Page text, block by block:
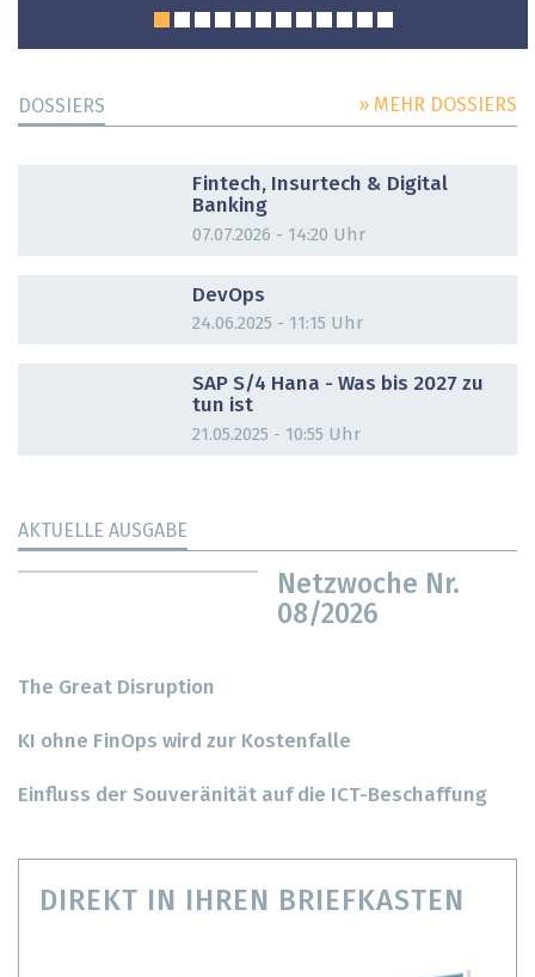
DOSSIERS » MEHR DOSSIERS
Fintech, Insurtech & Digital
Banking
07.07.2026 - 14:20 Uhr
DevOps
24.06.2025 - 11:15 Uhr
SAP S/4 Hana - Was bis 2027 zu
tun ist
21.05.2025 - 10:55 Uhr
AKTUELLE AUSGABE
Netzwoche Nr.
08/2026
The Great Disruption
KI ohne FinOps wird zur Kostenfalle
Einfluss der Souveränität auf die ICT-Beschaffung
DIREKT IN IHREN BRIEFKASTEN